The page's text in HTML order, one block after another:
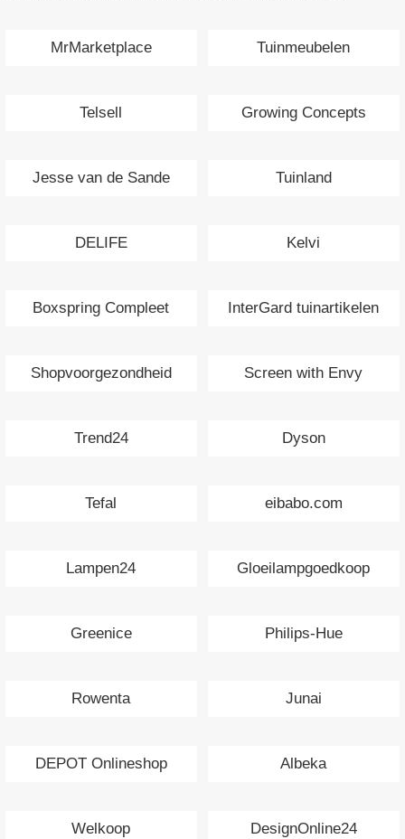
MrMarketplace Tuinmeubelen
Telsell Growing Concepts
Jesse van de Sande Tuinland
DELIFE Kelvi
Boxspring Compleet InterGard tuinartikelen
Shopvoorgezondheid Screen with Envy
Trend24 Dyson
Tefal eibabo.com
Lampen24 Gloeilampgoedkoop
Greenice Philips-Hue
Rowenta Junai
DEPOT Onlineshop Albeka
Welkoop DesignOnline24